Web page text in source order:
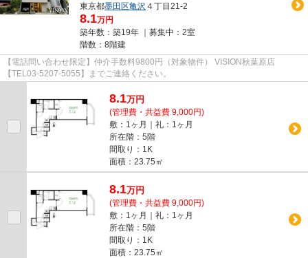
東京都墨田区亀沢 ４丁目21-2
8.1万円
築年数：築19年 ｜募集中： 2室
階数：8階建
【電話問い合わせ限定】仲介手数料9800円（対象物件） VISION秋葉原店
【TEL03-5207-5055】までご連絡ください。
8.1万円
(管理費・共益費 9,000円)
敷：1ヶ月｜礼：1ヶ月
所在階：5階
間取り：1K
面積：23.75㎡
8.1万円
(管理費・共益費 9,000円)
敷：1ヶ月｜礼：1ヶ月
所在階：5階
間取り：1K
面積：23.75㎡